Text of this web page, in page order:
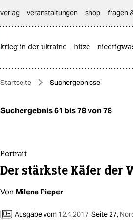
themen
politik
gesellschaft
kultur
verlag
veranstaltungen shop fragen
krieg in der ukraine hitze
Startseite Suchergebnisse
Suchergebnis 61 bis 78 von 78
Portrait
Der stärkste Käfer der
Von Milena Pieper
Ausgabe vom 12.4.2017,Seite 27,